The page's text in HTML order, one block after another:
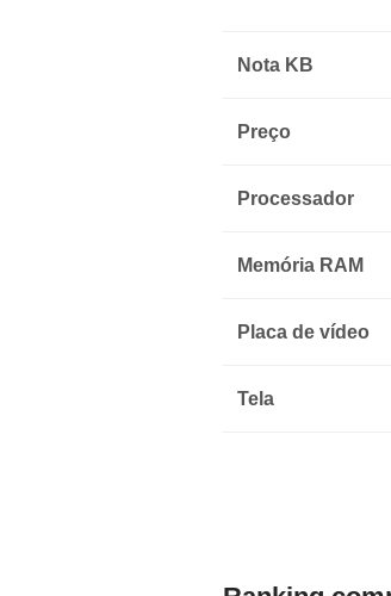
Nota KB
Preço
Processador
Memória RAM
Placa de vídeo
Tela